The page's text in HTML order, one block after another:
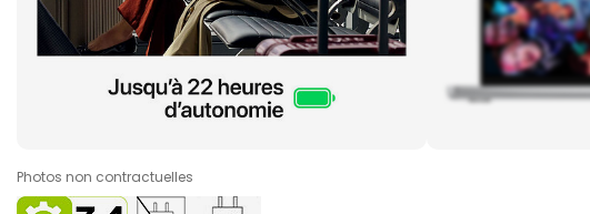
Photos non contractuelles